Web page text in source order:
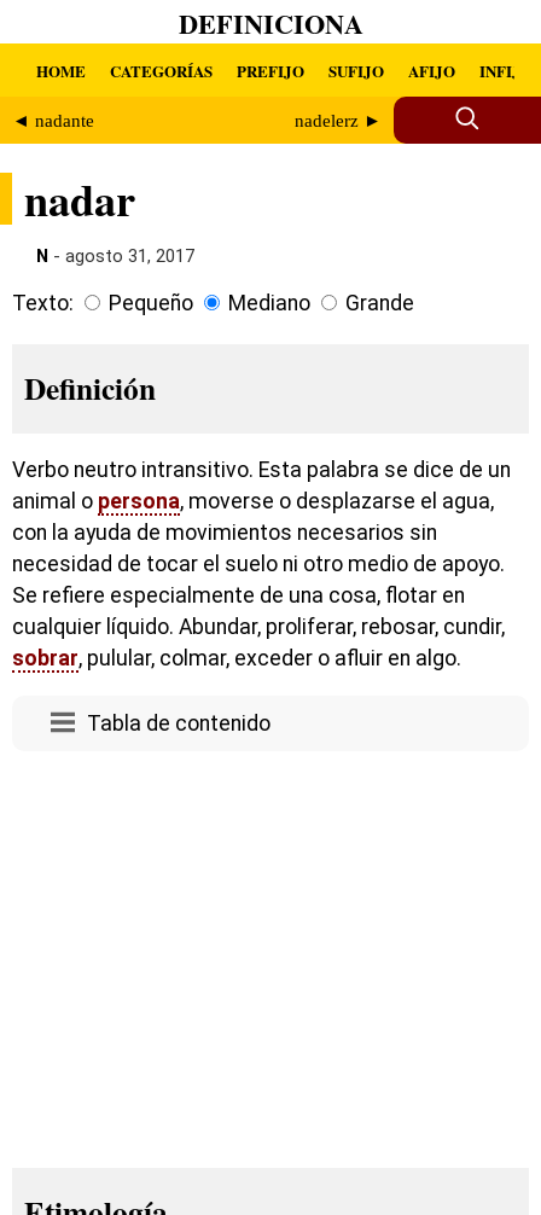
DEFINICIONA
HOME CATEGORÍAS PREFIJO SUFIJO AFIJO INFIJO
◄ nadante nadelerz ►
nadar
N - agosto 31, 2017
Texto: Pequeño Mediano Grande
Definición
Verbo neutro intransitivo. Esta palabra se dice de un
animal o persona, moverse o desplazarse el agua,
con la ayuda de movimientos necesarios sin
necesidad de tocar el suelo ni otro medio de apoyo.
Se refiere especialmente de una cosa, flotar en
cualquier líquido. Abundar, proliferar, rebosar, cundir,
sobrar, pulular, colmar, exceder o afluir en algo.
Tabla de contenido